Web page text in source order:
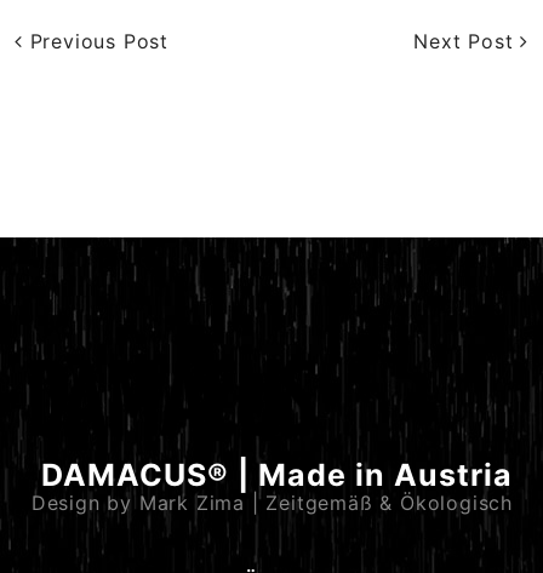
Previous Post Next Post
DAMACUS® | Made in Austria
Design by Mark Zima | Zeitgemäß & Ökologisch